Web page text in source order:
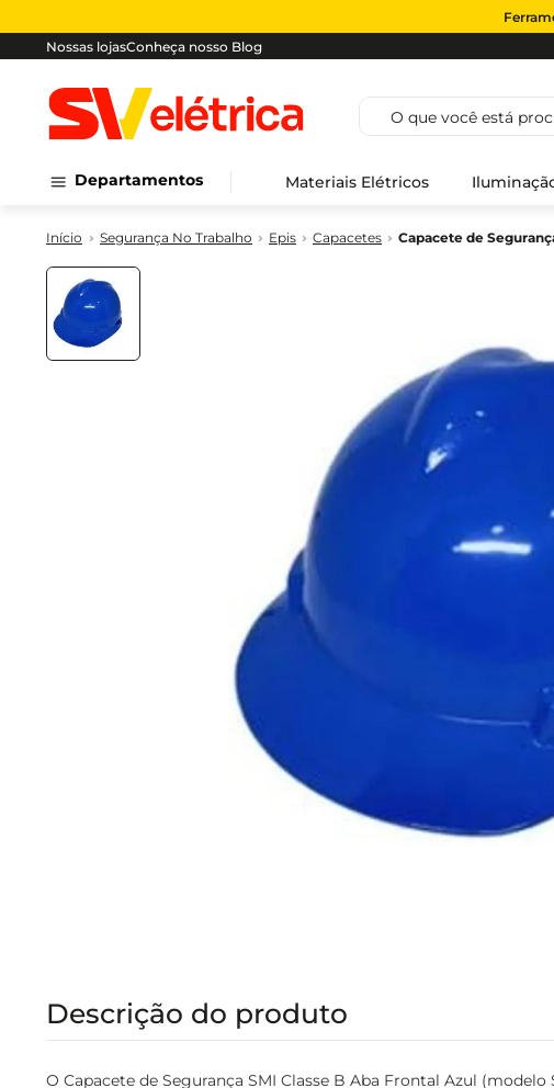
Nossas lojasConheça nosso Blog
O que você está
Departamentos Materiais Elétricos
Segurança No Trabalho Epis Capacetes Capacete de
Descrição do produto
O Capacete de Segurança SMI Classe B Aba Frontal Azul